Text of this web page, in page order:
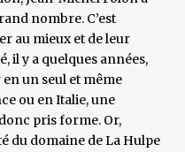
nombre. C’est
au mieux et de leur
il y a quelques années,
un seul et même
ou en Italie, une
pris forme. Or,
du domaine de La Hulpe